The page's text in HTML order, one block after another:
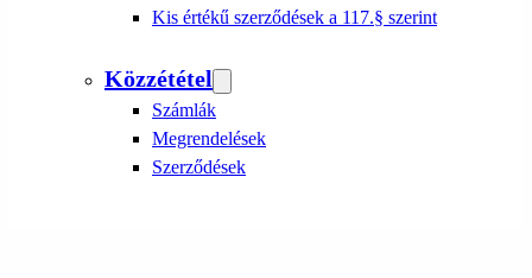
Kis értékű szerződések a 117.§ szerint
Közzététel
Számlák
Megrendelések
Szerződések